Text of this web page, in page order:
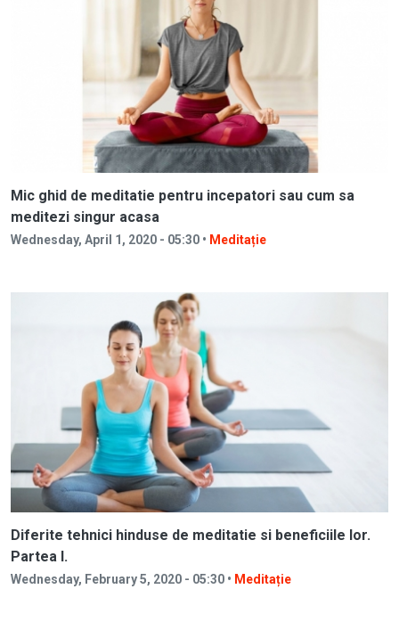
Mic ghid de meditatie pentru incepatori sau cum sa
meditezi singur acasa
Wednesday, April 1, 2020 - 05:30 • Meditație
Diferite tehnici hinduse de meditatie si beneficiile lor.
Partea I.
Wednesday, February 5, 2020 - 05:30 • Meditație